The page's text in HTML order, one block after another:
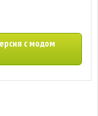
с модом